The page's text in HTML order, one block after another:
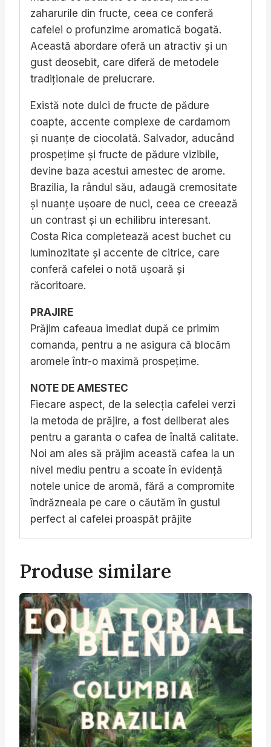
zaharurile din fructe, ceea ce conferă
cafelei o profunzime aromatică bogată.
Această abordare oferă un atractiv și un
gust deosebit, care diferă de metodele
tradiționale de prelucrare.
Există note dulci de fructe de pădure
coapte, accente complexe de cardamom
și nuanțe de ciocolată. Salvador, aducând
prospețime și fructe de pădure vizibile,
devine baza acestui amestec de arome.
Brazilia, la rândul său, adaugă cremositate
și nuanțe ușoare de nuci, ceea ce creează
un contrast și un echilibru interesant.
Costa Rica completează acest buchet cu
luminozitate și accente de citrice, care
conferă cafelei o notă ușoară și
răcoritoare.
PRAJIRE
Prăjim cafeaua imediat după ce primim
comanda, pentru a ne asigura că blocăm
aromele într-o maximă prospețime.
NOTE DE AMESTEC
Fiecare aspect, de la selecția cafelei verzi
la metoda de prăjire, a fost deliberat ales
pentru a garanta o cafea de înaltă calitate.
Noi am ales să prăjim această cafea la un
nivel mediu pentru a scoate în evidență
notele unice de aromă, fără a compromite
îndrăzneala pe care o căutăm în gustul
perfect al cafelei proaspăt prăjite
Produse similare